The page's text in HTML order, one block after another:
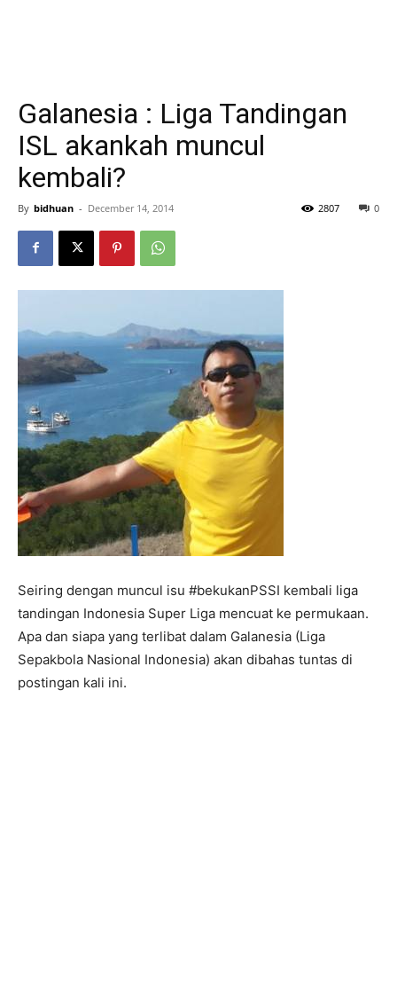
Galanesia : Liga Tandingan
ISL akankah muncul
kembali?
By bidhuan - December 14, 2014 0
2807
Seiring dengan muncul isu #bekukanPSSI kembali liga
tandingan Indonesia Super Liga mencuat ke permukaan.
Apa dan siapa yang terlibat dalam Galanesia (Liga
Sepakbola Nasional Indonesia) akan dibahas tuntas di
postingan kali ini.